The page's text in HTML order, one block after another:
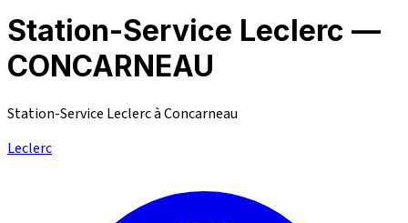
Station-Service Leclerc —
CONCARNEAU
Station-Service Leclerc à Concarneau
Leclerc